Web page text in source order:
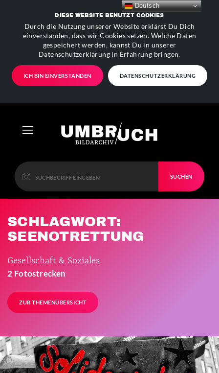
DIESE WEBSITE BENUTZT COOKIES
Durch die Nutzung unserer Website erklärst Du Dich
einverstanden, dass wir Cookies setzen. Welche Daten
gespeichert werden, kannst Du in unserer
Datenschutzerklärung in Erfahrung bringen.
ICH BIN EINVERSTANDEN DATENSCHUTZERKLÄRUNG
SUCHEN
SCHLAGWORT:
SEENOTRETTUNG
Gesellschaft & Soziales
2 Fotostrecken
ZUR THEMENÜBERSICHT
Deutsch